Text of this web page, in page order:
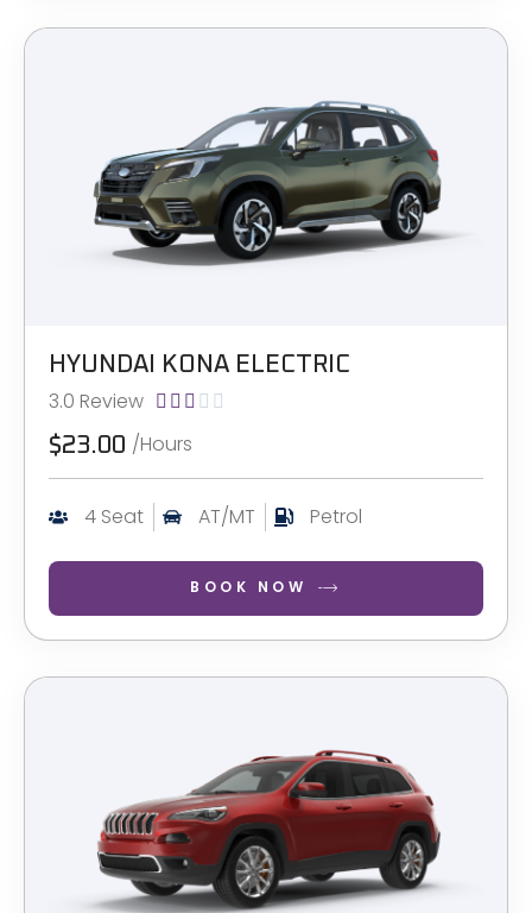
HYUNDAI KONA ELECTRIC
3.0 Review     
$23.00 /Hours
4 Seat AT/MT Petrol
BOOK NOW